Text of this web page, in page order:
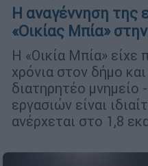
Η αναγέννηση της
«Οικίας Μπία»
Η «Οικία Μπία» είχε
χρόνια στον δήμο και
διατηρητέο
εργασιών είναι
ανέρχεται στο 1,8